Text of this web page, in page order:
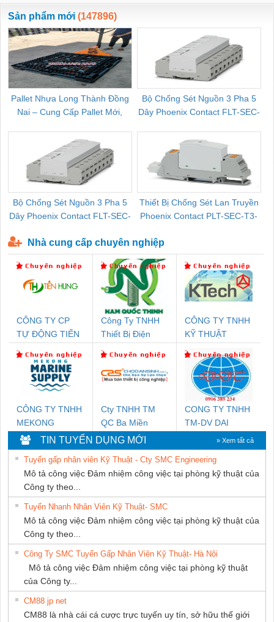
ewara
CHUA CHAY
Sản phẩm mới (147896)
Pallet Nhựa Long Thành Đồng
Nai – Cung Cấp Pallet Mới,
Bộ Chống Sét Nguồn 3 Pha 5
Dây Phoenix Contact FLT-SEC-
Bộ Chống Sét Nguồn 3 Pha 5
Dây Phoenix Contact FLT-SEC-
Thiết Bị Chống Sét Lan Truyền
Phoenix Contact PLT-SEC-T3-
Nhà cung cấp chuyên nghiệp
CÔNG TY CP
TỰ ĐỘNG TIẾN
Công Ty TNHH
Thiết Bị Điện
CÔNG TY TNHH
KỸ THUẬT
NAM
CÔNG TY TNHH
MEKONG
MARINE SUPPLY
Cty TNHH TM
QC Ba Miền
CONG TY TNHH
TM-DV DAI
DONG THANH
TIN TUYỂN DỤNG MỚI » Xem tất cả
Tuyển gấp nhân viên Kỹ Thuật - Cty SMC Engineering
Mô tả công việc Đảm nhiệm công việc tại phòng kỹ thuật của
Công ty theo...
Tuyển Nhanh Nhân Viên Kỹ Thuật- SMC
Mô tả công việc Đảm nhiệm công việc tại phòng kỹ thuật của
Công ty theo...
Công Ty SMC Tuyển Gấp Nhân Viên Kỹ Thuật- Hà Nội
Mô tả công việc Đảm nhiệm công việc tại phòng kỹ thuật
của Công ty...
CM88 jp net
CM88 là nhà cái cá cược trực tuyến uy tín, sở hữu thế giới